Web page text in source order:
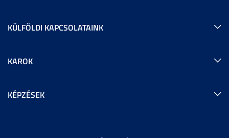
KÜLFÖLDI KAPCSOLATAINK
KAROK
KÉPZÉSEK